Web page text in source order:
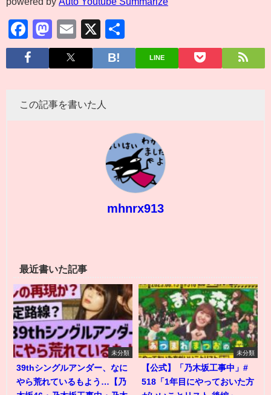
Facebook
Mastodon
Email
X
有
LINE
この記事を書いた人
mhnrx913
最近書いた記事
未分類
39thシングルアンダー、なに
やら荒れているもよう…【乃
未分類
【公式】「乃木坂工事中」#
518「1年目にやっておいた方